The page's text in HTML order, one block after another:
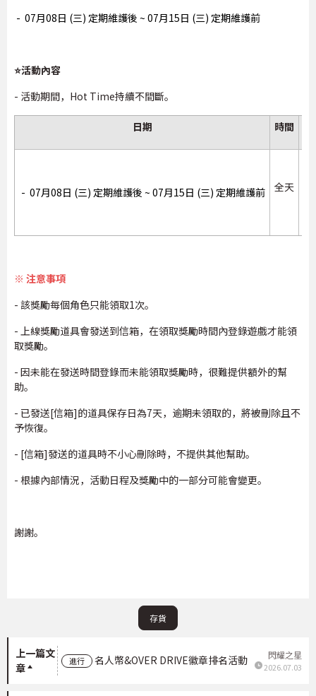
- 07月08日 (三) 定期維護後 ~ 07月15日 (三) 定期維護前
⭐活動內容
- 活動期間，Hot Time持續不間斷。
日期 時間
- 07月08日 (三) 定期維護後 ~ 07月15日 (三) 定期維護前 全天
※ 注意事項
- 該獎勵每個角色只能領取1次。
- 上線獎勵道具會發送到信箱，在領取獎勵時間內登錄遊戲才能領
取獎勵。
- 因未能在發送時間登錄而未能領取獎勵時，很難提供額外的幫
助。
- 已發送[信箱]的道具保存日為7天，逾期未領取的，將被刪除且不
予恢復。
- [信箱]發送的道具時不小心刪除時，不提供其他幫助。
- 根據內部情況，活動日程及獎勵中的一部分可能會變更。
謝謝。
存貨
上一篇文
章
進行 名人幣&OVER DRIVE徽章排名活動 閃耀之星
2026.07.03